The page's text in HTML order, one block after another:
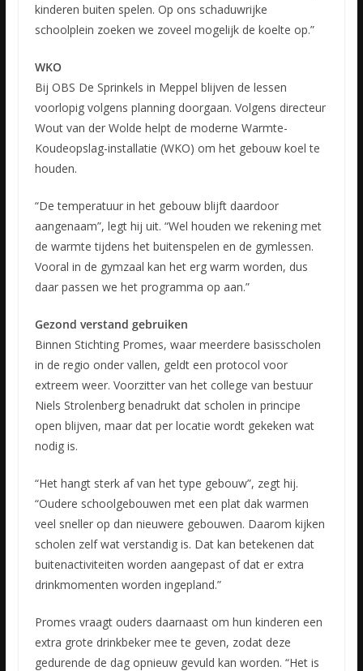
kinderen buiten spelen. Op ons schaduwrijke
schoolplein zoeken we zoveel mogelijk de koelte op.”
WKO
Bij OBS De Sprinkels in Meppel blijven de lessen
voorlopig volgens planning doorgaan. Volgens directeur
Wout van der Wolde helpt de moderne Warmte-
Koudeopslag-installatie (WKO) om het gebouw koel te
houden.
“De temperatuur in het gebouw blijft daardoor
aangenaam”, legt hij uit. “Wel houden we rekening met
de warmte tijdens het buitenspelen en de gymlessen.
Vooral in de gymzaal kan het erg warm worden, dus
daar passen we het programma op aan.”
Gezond verstand gebruiken
Binnen Stichting Promes, waar meerdere basisscholen
in de regio onder vallen, geldt een protocol voor
extreem weer. Voorzitter van het college van bestuur
Niels Strolenberg benadrukt dat scholen in principe
open blijven, maar dat per locatie wordt gekeken wat
nodig is.
“Het hangt sterk af van het type gebouw”, zegt hij.
“Oudere schoolgebouwen met een plat dak warmen
veel sneller op dan nieuwere gebouwen. Daarom kijken
scholen zelf wat verstandig is. Dat kan betekenen dat
buitenactiviteiten worden aangepast of dat er extra
drinkmomenten worden ingepland.”
Promes vraagt ouders daarnaast om hun kinderen een
extra grote drinkbeker mee te geven, zodat deze
gedurende de dag opnieuw gevuld kan worden. “Het is